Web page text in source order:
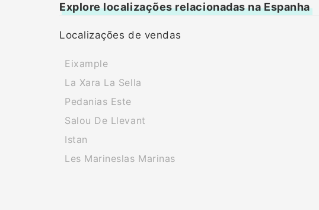
Explore localizações relacionadas na Espanha
Localizações de vendas
Eixample
La Xara La Sella
Pedanias Este
Salou De Llevant
Istan
Les Marineslas Marinas